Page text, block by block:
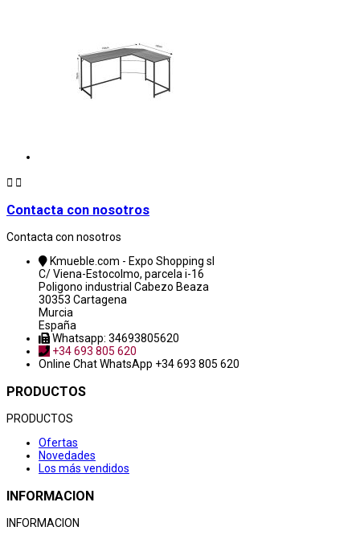
 
Contacta con nosotros
Contacta con nosotros
Kmueble.com - Expo Shopping sl
C/ Viena-Estocolmo, parcela i-16
Poligono industrial Cabezo Beaza
30353 Cartagena
Murcia
España
Whatsapp: 34693805620
+34 693 805 620
Online ChatWhatsApp +34 693 805 620
PRODUCTOS
PRODUCTOS
Ofertas
Novedades
Los más vendidos
INFORMACION
INFORMACION